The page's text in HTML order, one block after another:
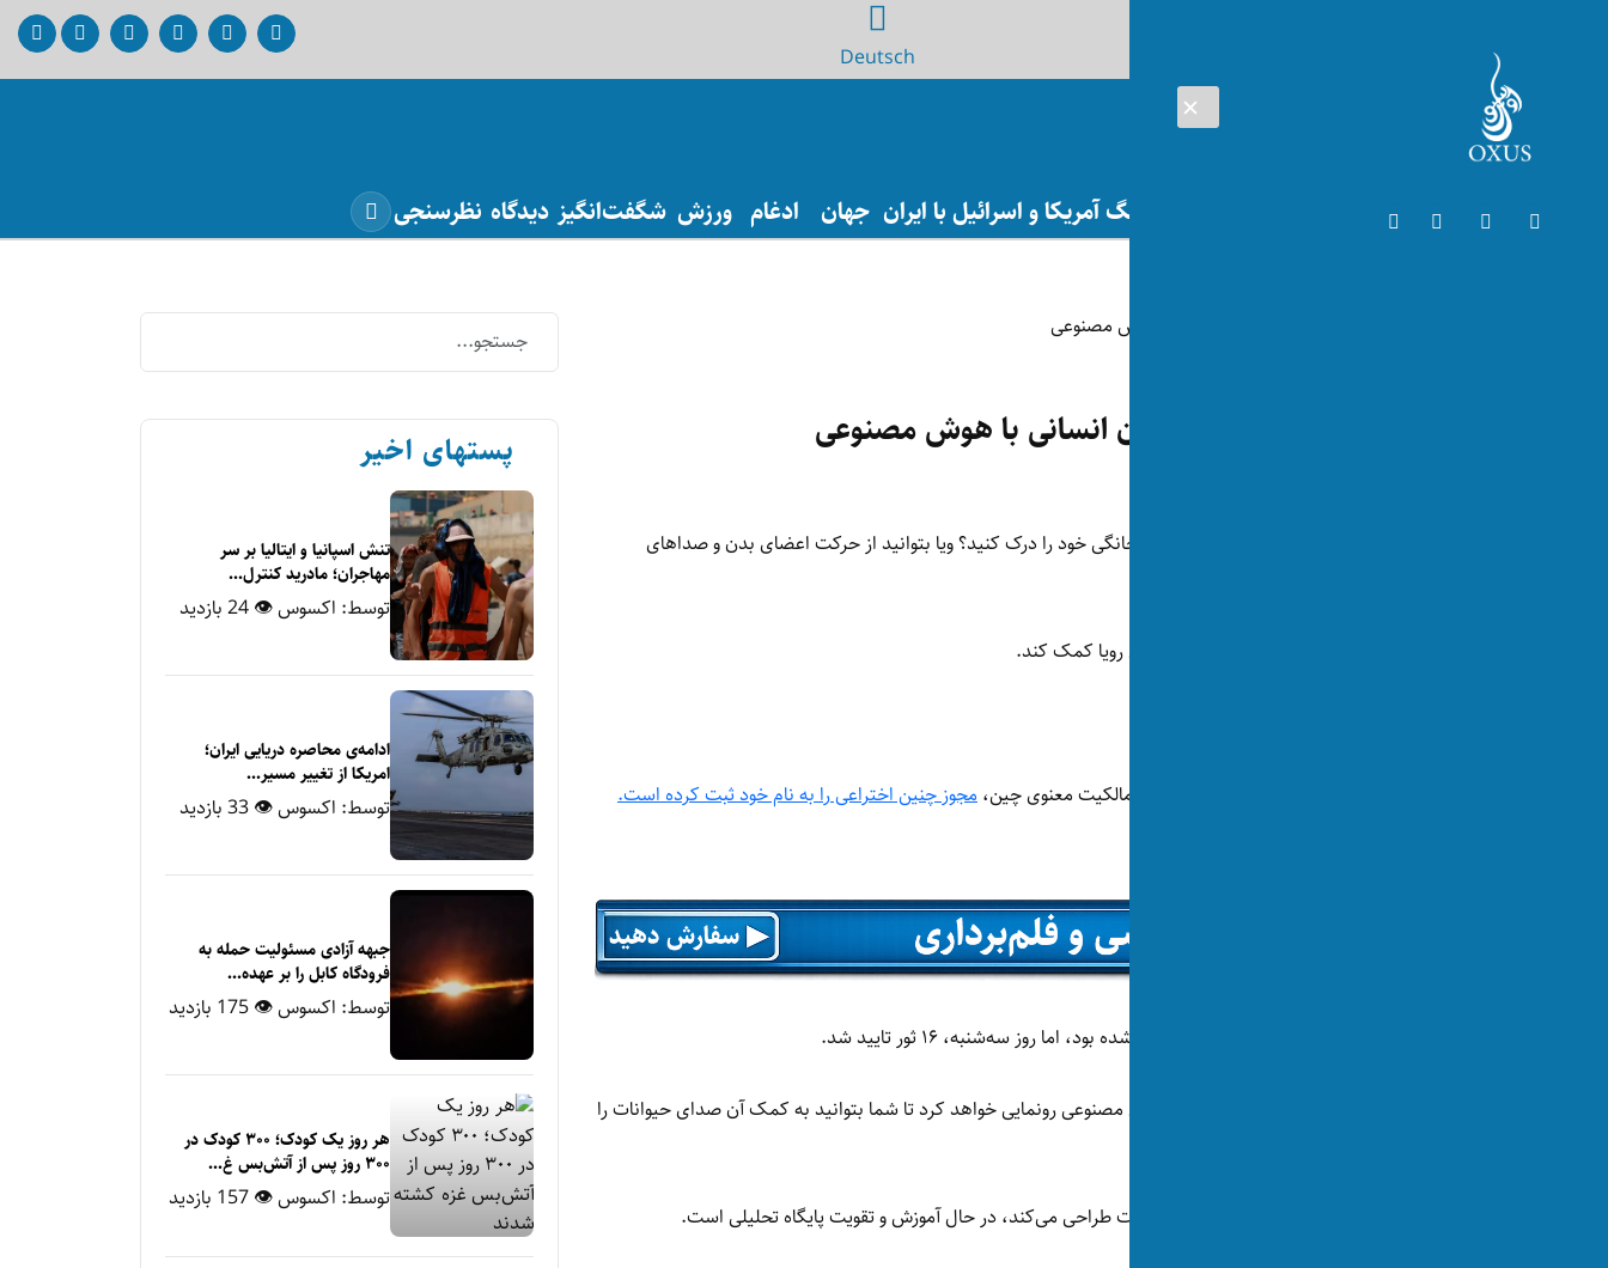
Deutsch
افغانستان جنگ آمریکا و اسرائیل با ایران جهان ادغام ورزش شگفت‌انگیز دیدگاه نظرسنجی
ترجمه صدای حیوانات به زبان انسانی با هوش مصنوعی
آیا آرزو داشتید روزی معنای صداهای حیوانات خانگی خود را درک کنید؟ ویا بتوانید از حرکت اعضای بدن و صداهای
شاید هوش مصنوعی بتواند شما را در تحقق این رویا کمک کند.
یک شرکت فناوری به نام «بایدو» از اداره ملی مالکیت معنوی چین، مجوز چنین اختراعی را به نام خود ثبت کرده است.
درخواست این شرکت حدود پنج ماه پیش ارائه شده بود، اما روز سه‌شنبه، ۱۶ ثور تایید شد.
یعنی این شرکت در آینده‌ از یک اپلکیشن هوش مصنوعی رونمایی خواهد کرد تا شما بتوانید به کمک آن صدای حیوانات را
بایدو می‌گوید مدل هوش مصنوعی که این شرکت طراحی می‌کند، در حال آموزش و تقویت پایگاه تحلیلی است.
پستهای اخیر
تنش اسپانیا و ایتالیا بر سر
مهاجران؛ مادرید کنترل‌...
توسط: اکسوس👁 24 بازدید
ادامه‌ی محاصره دریایی ایران؛
امریکا از تغییر مسیر...
توسط: اکسوس👁 33 بازدید
جبهه آزادی مسئولیت حمله به
فرودگاه کابل را بر عهده...
توسط: اکسوس👁 175 بازدید
هر روز یک کودک؛ ۳۰۰ کودک در
۳۰۰ روز پس از آتش‌بس غ...
توسط: اکسوس👁 157 بازدید